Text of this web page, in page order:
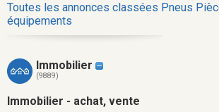
Toutes les annonces classées Pneus
équipements
Immobilier
(9889)
Immobilier - achat, vente